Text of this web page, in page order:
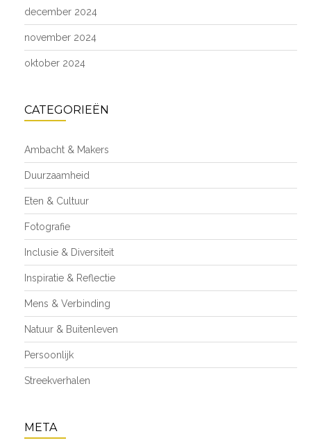
december 2024
november 2024
oktober 2024
CATEGORIEËN
Ambacht & Makers
Duurzaamheid
Eten & Cultuur
Fotografie
Inclusie & Diversiteit
Inspiratie & Reflectie
Mens & Verbinding
Natuur & Buitenleven
Persoonlijk
Streekverhalen
META